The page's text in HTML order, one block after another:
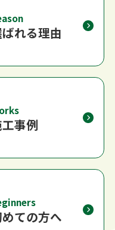
れる理由
事例
ての方へ